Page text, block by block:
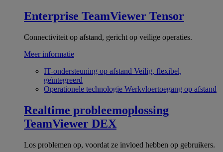
Enterprise TeamViewer Tensor
Connectiviteit op afstand, gericht op veilige operaties.
Meer informatie
IT-ondersteuning op afstand Veilig, flexibel,
geïntegreerd
Operationele technologie Werkvloertoegang op afstand
Realtime probleemoplossing
TeamViewer DEX
Los problemen op, voordat ze invloed hebben op gebruikers.